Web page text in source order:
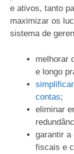
e ativos, tanto
maximizar os
sistema de
melhorar
e longo
contas;
eliminar
garantir a
fiscais e